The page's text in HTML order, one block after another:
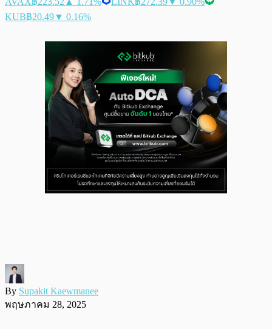
KUB฿20.49▼ 0.16%
By Supakit Kaewmanee
พฤษภาคม 28, 2025